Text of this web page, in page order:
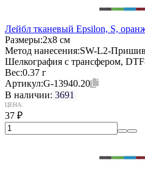
Лейбл тканевый Epsilon, S,
Размеры:2х8 см
Метод нанесения:SW-L2-
Шелкография с трансфером,
Вес:0.37 г
Артикул:G-13940.20
В наличии: 3691
ЦЕНА:
37 ₽